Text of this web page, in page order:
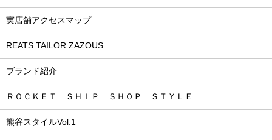
実店舗アクセスマップ
REATS TAILOR ZAZOUS
ブランド紹介
ＲＯＣＫＥＴ ＳＨＩＰ ＳＨＯＰ ＳＴＹＬＥ
熊谷スタイルVol.1